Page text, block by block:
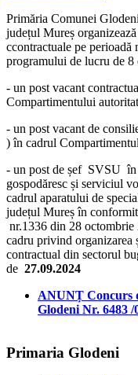
Primăria Comunei Glodeni
județul Mureș
ccontractuale pe perioadă
programului de lucru de 8
- un post vacant
Compartimentului
- un post vacant de
) în cadrul
- un post de șef SVSU în
gospodăresc și serviciul
cadrul aparatului de
județul Mureș în
nr.1336 din 28 octombrie
cadru privind organizarea
contractual din sectorul
de 27.09.2024
ANUNȚ Concurs
Glodeni Nr. 6483 /
Primaria Glodeni